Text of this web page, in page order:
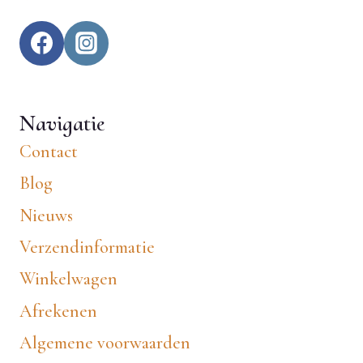
Navigatie
Contact
Blog
Nieuws
Verzendinformatie
Winkelwagen
Afrekenen
Algemene voorwaarden